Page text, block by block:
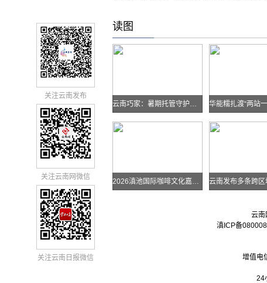
读图
云南巧家：暑期托管守护孩子快乐假期
2026滇池国际咖啡文化嘉年华怎么去？最全交通攻略戳进来→
关注云南发布
关注云南网微信
关注云南日报微信
云南
滇ICP备
增值电
24